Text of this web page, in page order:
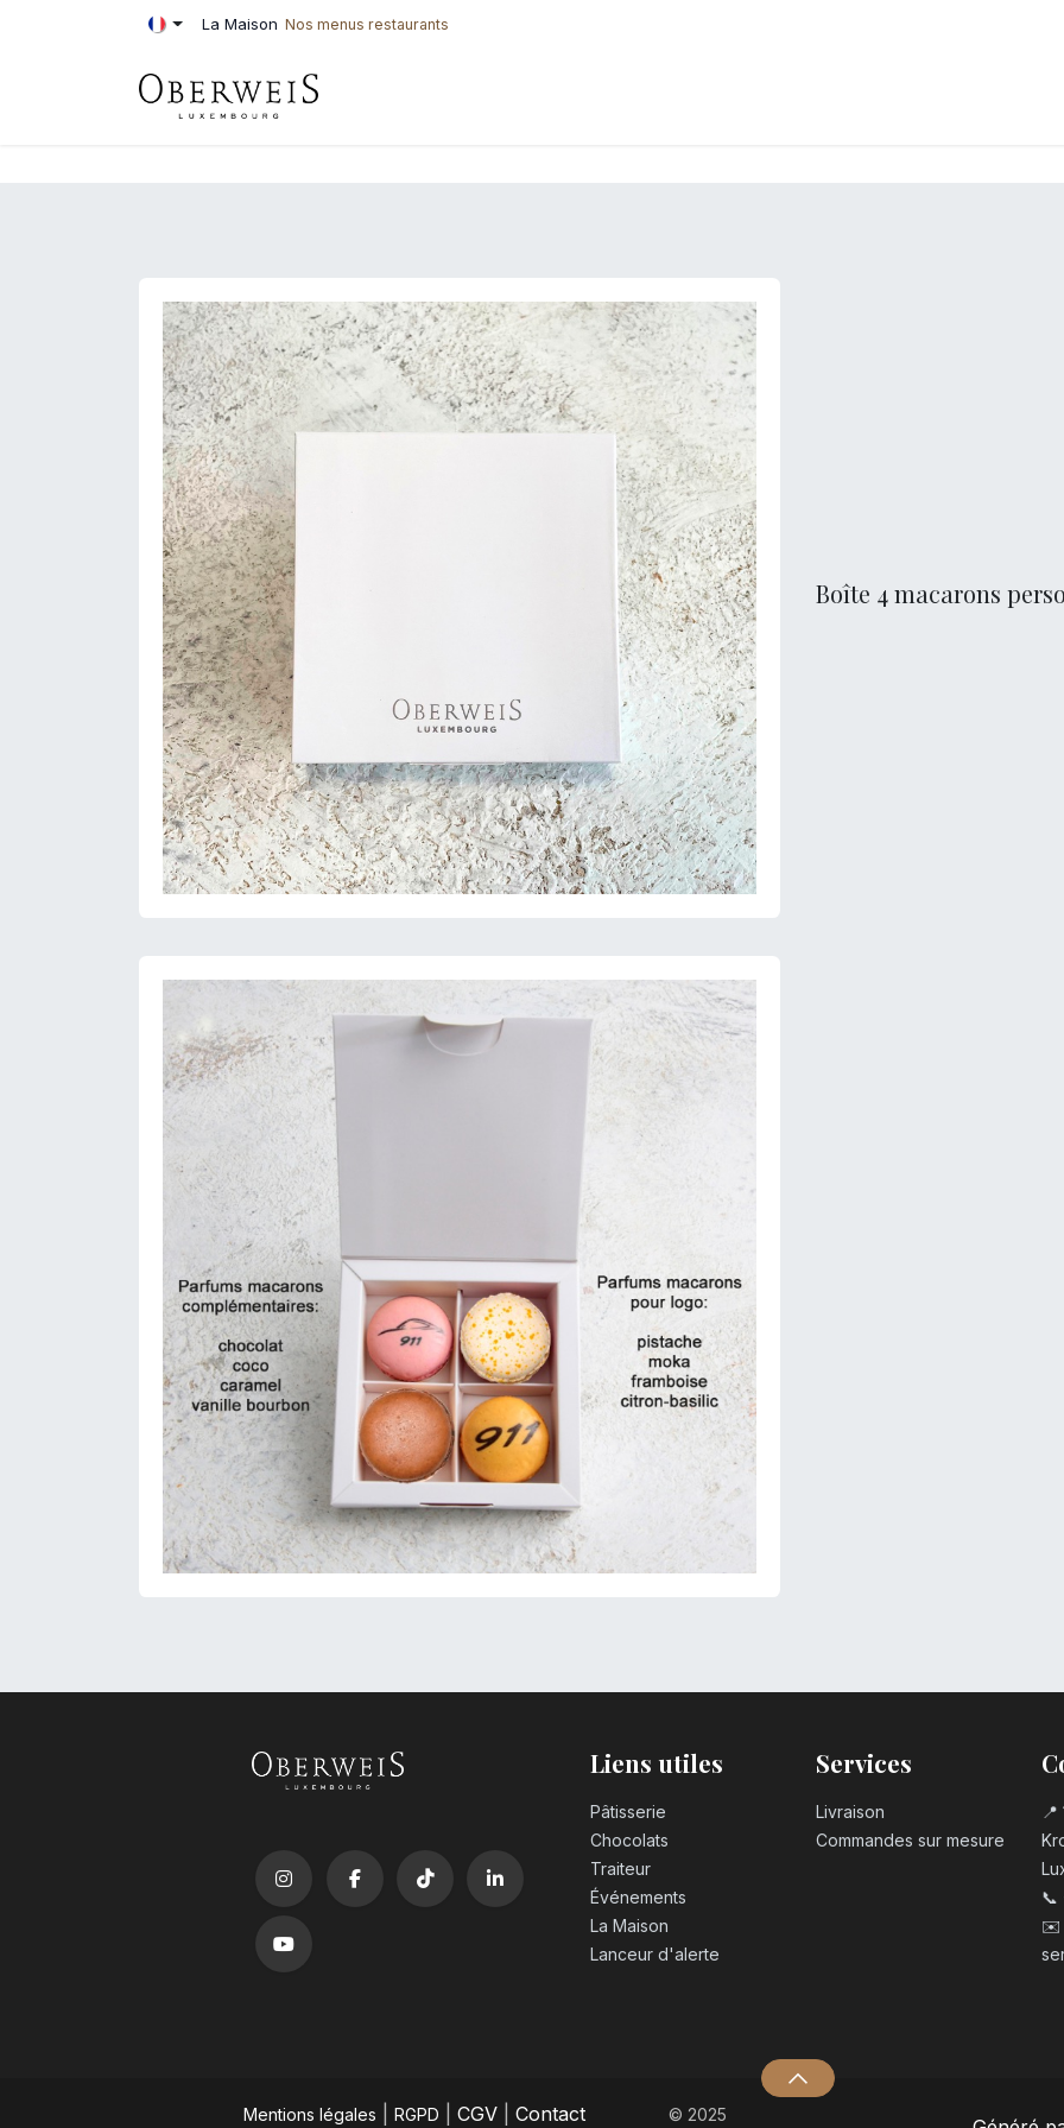
Se rendre au contenu La Maison Nos menus restaurants
Boîte 4 macarons
Liens utiles
Pâtisserie
Chocolats
Traiteur
Événements
La Maison
Lanceur d'alerte
Services
Livraison
Commandes sur mesure
📍
📞
✉️
Mentions légales RGPD CGV Contact © 2025